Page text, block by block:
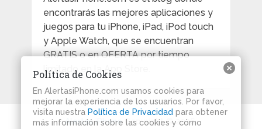
encontrarás las mejores aplicaciones y
juegos para tu iPhone, iPad, iPod touch
y Apple Watch, que se encuentran
GRATIS o en OFERTA por tiempo
limitado en la App Store.
Alertas iPhoneCopyright © 2026.
Política de Cookies
En AlertasiPhone.com usamos cookies para
mejorar la experiencia de los usuarios. Por favor,
visita nuestra Política de Privacidad para obtener
más información sobre las cookies y cómo